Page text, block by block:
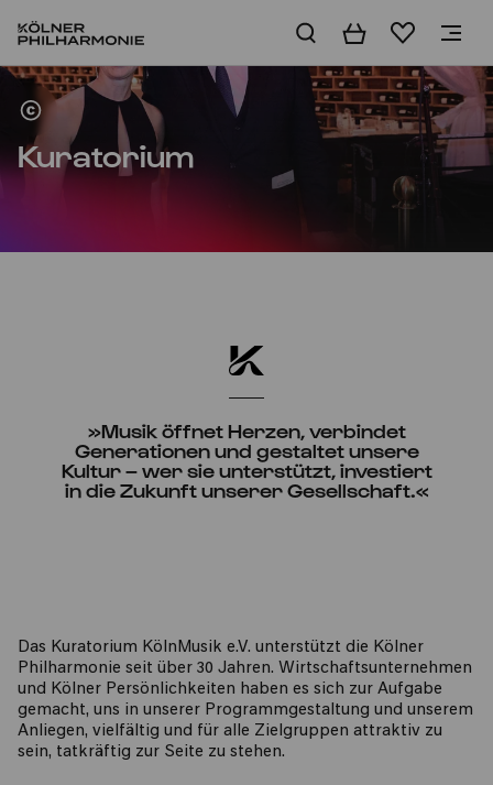
WarenkorbMerkliste
Engagieren
Kuratorium
»Musik öffnet Herzen, verbindet
Generationen und gestaltet unsere
Kultur – wer sie unterstützt, investiert
in die Zukunft unserer Gesellschaft.«
Das Kuratorium KölnMusik e.V. unterstützt die Kölner
Philharmonie seit über 30 Jahren. Wirtschaftsunternehmen
und Kölner Persönlichkeiten haben es sich zur Aufgabe
gemacht, uns in unserer Programmgestaltung und unserem
Anliegen, vielfältig und für alle Zielgruppen attraktiv zu
sein, tatkräftig zur Seite zu stehen.